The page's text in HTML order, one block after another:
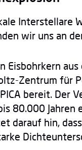
Interstellare
wir uns an
Eisbohrkern
Zentrum für
bereit. Der
80.000 Jahren
darauf hin,